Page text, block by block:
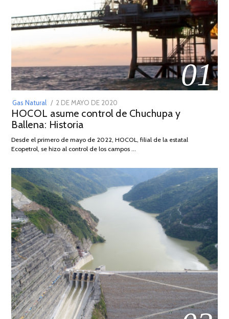
01
Gas Natural
POSTED
ON
2 DE MAYO DE 2020
DE
2026
HOCOL asume control de Chuchupa y
Ballena: Historia
Desde el primero de mayo de 2022, HOCOL, filial de la estatal
Ecopetrol, se hizo al control de los campos …